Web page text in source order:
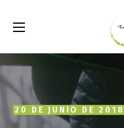
20 DE JUNIO DE 2018